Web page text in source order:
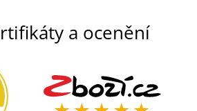
a ocenění